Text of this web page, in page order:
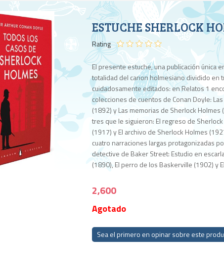
ESTUCHE SHERLOCK
Rating
El presente estuche, una publicación única
totalidad del canon holmesiano dividido en
cuidadosamente editados: en Relatos 1
colecciones de cuentos de Conan Doyle:
(1892) y Las memorias de Sherlock
tres que le siguieron: El regreso de
(1917) y El archivo de Sherlock Holmes
cuatro narraciones largas protagonizadas
detective de Baker Street: Estudio en
(1890), El perro de los Baskerville (1902) y
2,600
Agotado
Sea el primero en opinar sobre este